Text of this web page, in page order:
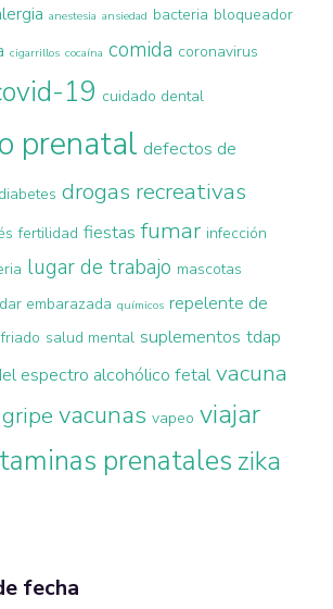
anestesia ansiedad bacteria bloqueador
cigarrillos cocaína comida coronavirus
19 cuidado dental
prenatal defectos de
diabetes drogas recreativas
fertilidad fiestas fumar infección
lugar de trabajo mascotas
embarazada químicos repelente de
salud mental suplementos tdap
espectro alcohólico fetal vacuna
vacunas vapeo viajar
prenatales zika
fecha